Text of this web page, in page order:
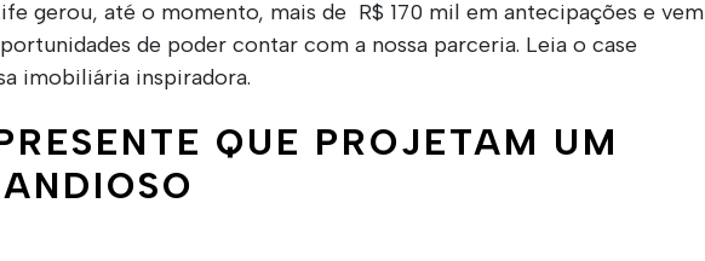
gerou, até o momento, mais de R$ 170 mil em antecipações e vem
de poder contar com a nossa parceria. Leia o case
imobiliária inspiradora.
QUE PROJETAM UM